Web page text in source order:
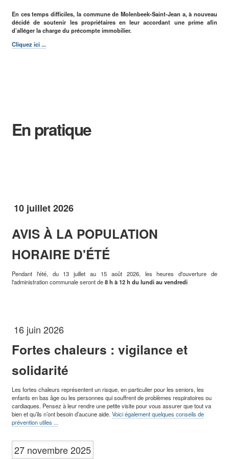
En ces temps difficiles, la commune de Molenbeek-Saint-Jean a, à nouveau
décidé de soutenir les propriétaires en leur accordant une prime afin
d’alléger la charge du précompte immobilier.
Cliquez ici ...
En pratique
10 juillet 2026
AVIS À LA POPULATION
HORAIRE D'ÉTÉ
Pendant l'été, du 13 juillet au 15 août 2026, les heures d'ouverture de
l'administration communale seront de8 h à 12 h du lundi au vendredi
16 juin 2026
Fortes chaleurs : vigilance et
solidarité
Les fortes chaleurs représentent un risque, en particulier pour les seniors, les
enfants en bas âge ou les personnes qui souffrent de problèmes respiratoires ou
cardiaques. Pensez à leur rendre une petite visite pour vous assurer que tout va
bien et qu’ils n’ont besoin d’aucune aide. Voici également quelques conseils de
prévention utiles ...
27 novembre 2025